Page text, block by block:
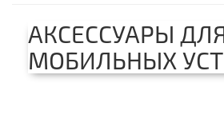
АКСЕССУАРЫ
МОБИЛЬНЫХ